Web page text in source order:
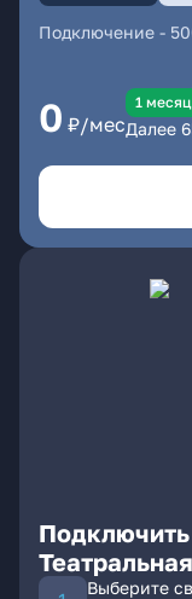
Подключение -
0 ₽/мес
1
Далее
Подключить
Выберите